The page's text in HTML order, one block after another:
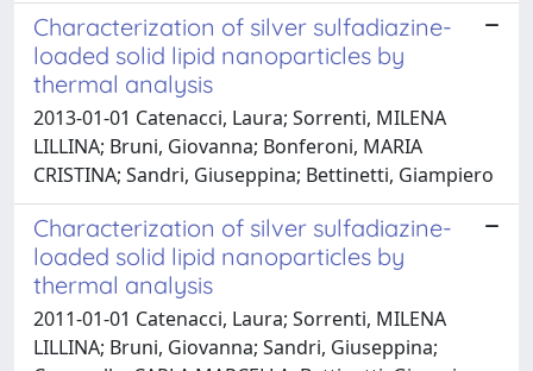
Characterization of silver sulfadiazine-
loaded solid lipid nanoparticles by
thermal analysis
2013-01-01 Catenacci, Laura; Sorrenti, MILENA
LILLINA; Bruni, Giovanna; Bonferoni, MARIA
CRISTINA; Sandri, Giuseppina; Bettinetti, Giampiero
Characterization of silver sulfadiazine-
loaded solid lipid nanoparticles by
thermal analysis
2011-01-01 Catenacci, Laura; Sorrenti, MILENA
LILLINA; Bruni, Giovanna; Sandri, Giuseppina;